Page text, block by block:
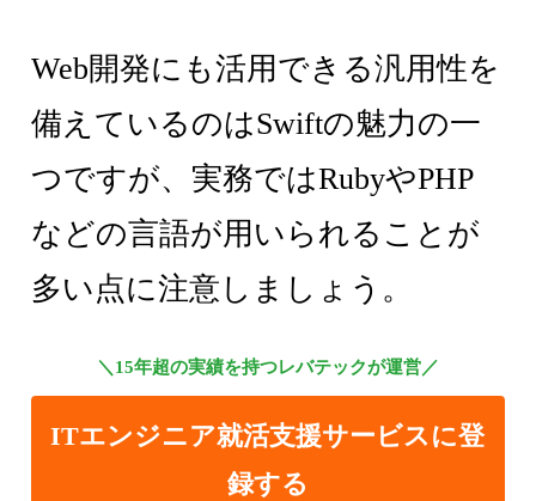
Web開発にも活用できる汎用性を
備えているのはSwiftの魅力の一
つですが、実務ではRubyやPHP
などの言語が用いられることが
多い点に注意しましょう。
＼15年超の実績を持つレバテックが運営／
ITエンジニア就活支援サービスに登
録する